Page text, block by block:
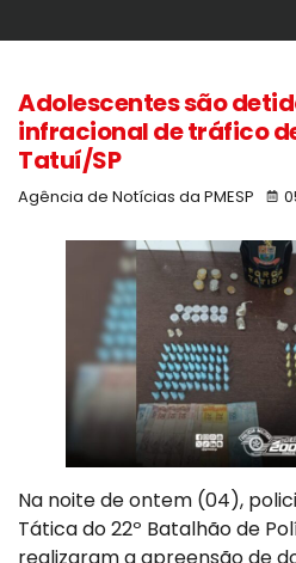
Adolescentes são
infracional de tráfico
Tatuí/SP
Agência de Notícias da PMESP
Na noite de ontem (04),
Tática do 22º Batalhão de